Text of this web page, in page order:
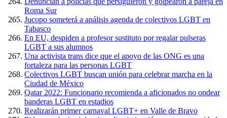
Roma Sur
Jucopo someterá a análisis agenda de colectivos LGBT en
Tabasco
En EU, despiden a profesor sustituto por regalar pulseras
LGBT a sus alumnos
Una activista trans dice que el apoyo de las ONG es una
fortaleza para las personas LGBT
Colectivos LGBT buscan unión para celebrar marcha en la
Ciudad de México
Qatar 2022: Funcionario recomienda a aficionados no ondear
banderas LGBT en estadios
Realizarán primer carnaval LGBT+ en Valle de Bravo